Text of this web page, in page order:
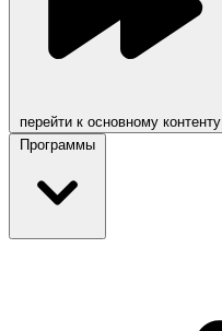
перейти к основному контенту
Программы